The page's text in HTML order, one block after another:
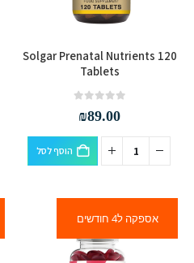
Solgar Prenatal Nutrients 120
Tablets
₪89.00
הוסף לסל
אספקה ל4 חודשים